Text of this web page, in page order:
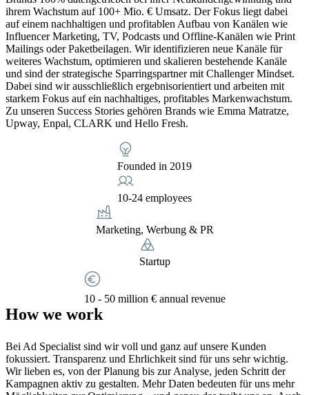
ihrem Wachstum auf 100+ Mio. € Umsatz. Der Fokus liegt dabei
auf einem nachhaltigen und profitablen Aufbau von Kanälen wie
Influencer Marketing, TV, Podcasts und Offline-Kanälen wie Print
Mailings oder Paketbeilagen. Wir identifizieren neue Kanäle für
weiteres Wachstum, optimieren und skalieren bestehende Kanäle
und sind der strategische Sparringspartner mit Challenger Mindset.
Dabei sind wir ausschließlich ergebnisorientiert und arbeiten mit
starkem Fokus auf ein nachhaltiges, profitables Markenwachstum.
Zu unseren Success Stories gehören Brands wie Emma Matratze,
Upway, Enpal, CLARK und Hello Fresh.
Founded in 2019
10-24 employees
Marketing, Werbung & PR
Startup
10 - 50 million € annual revenue
How we work
Bei Ad Specialist sind wir voll und ganz auf unsere Kunden
fokussiert. Transparenz und Ehrlichkeit sind für uns sehr wichtig.
Wir lieben es, von der Planung bis zur Analyse, jeden Schritt der
Kampagnen aktiv zu gestalten. Mehr Daten bedeuten für uns mehr